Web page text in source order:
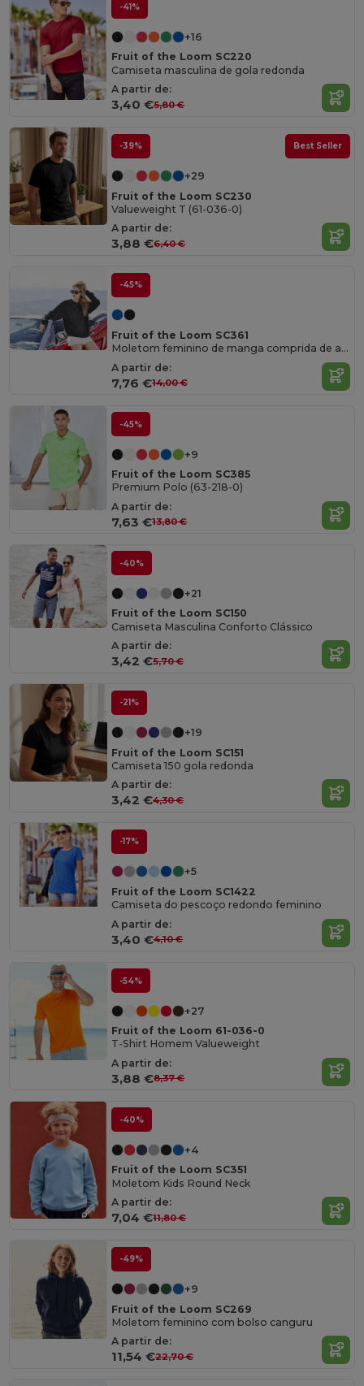
-41%
+16
Fruit of the Loom SC220
Camiseta masculina de gola redonda
A partir de:
3,40 €5,80 €
-39% Best Seller
+29
Fruit of the Loom SC230
Valueweight T (61-036-0)
A partir de:
3,88 €6,40 €
-45%
Fruit of the Loom SC361
Moletom feminino de manga comprida de algodão
A partir de:
7,76 €14,00 €
-45%
+9
Fruit of the Loom SC385
Premium Polo (63-218-0)
A partir de:
7,63 €13,80 €
-40%
+21
Fruit of the Loom SC150
Camiseta Masculina Conforto Clássico
A partir de:
3,42 €5,70 €
-21%
+19
Fruit of the Loom SC151
Camiseta 150 gola redonda
A partir de:
3,42 €4,30 €
-17%
+5
Fruit of the Loom SC1422
Camiseta do pescoço redondo feminino
A partir de:
3,40 €4,10 €
-54%
+27
Fruit of the Loom 61-036-0
T-Shirt Homem Valueweight
A partir de:
3,88 €8,37 €
-40%
+4
Fruit of the Loom SC351
Moletom Kids Round Neck
A partir de:
7,04 €11,80 €
-49%
+9
Fruit of the Loom SC269
Moletom feminino com bolso canguru
A partir de:
11,54 €22,70 €